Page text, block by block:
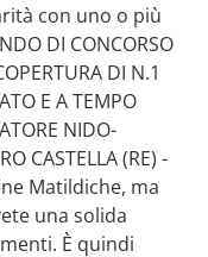
con uno o più
DI CONCORSO
DI N.1
E A TEMPO
NIDO-
CASTELLA (RE) -
Matildiche, ma
una solida
È quindi